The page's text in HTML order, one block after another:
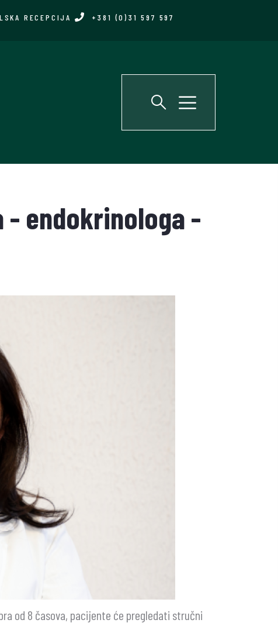
RECEPCIJA +381 (0)31 597 597
- endokrinologa -
od 8 časova, pacijente će pregledati stručni